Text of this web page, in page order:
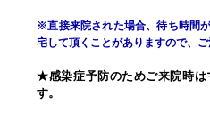
※直接来院された場合、待ち時間
宅して頂くことがありますので、ご
★感染症予防のためご来院時は
す。